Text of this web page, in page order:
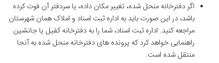
اگر دفترخانه منحل شده، تغییر مکان داده، یا سردفتر آن فوت کرده
باشد، در این صورت باید به اداره ثبت اسناد و املاک همان شهرستان
مراجعه کنید. اداره ثبت اسناد، شما را به دفترخانه کفیل یا جانشین
راهنمایی خواهد کرد که پرونده های دفترخانه منحل شده به آنجا
منتقل شده است.